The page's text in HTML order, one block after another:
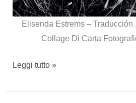
Elisenda Estrems – Traducción
Collage Di Carta
Mitad
mitad
Leggi tutto »